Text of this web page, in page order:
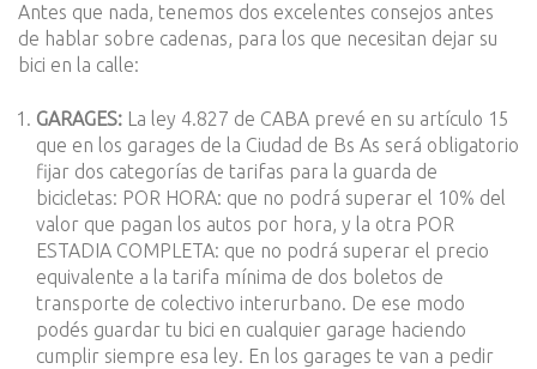
Antes que nada, tenemos dos excelentes consejos antes
de hablar sobre cadenas, para los que necesitan dejar su
bici en la calle:
GARAGES: La ley 4.827 de CABA prevé en su artículo 15
que en los garages de la Ciudad de Bs As será obligatorio
fijar dos categorías de tarifas para la guarda de
bicicletas: POR HORA: que no podrá superar el 10% del
valor que pagan los autos por hora, y la otra POR
ESTADIA COMPLETA: que no podrá superar el precio
equivalente a la tarifa mínima de dos boletos de
transporte de colectivo interurbano. De ese modo
podés guardar tu bici en cualquier garage haciendo
cumplir siempre esa ley. En los garages te van a pedir